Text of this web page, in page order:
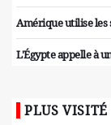
Amérique utilise
L'Égypte appelle à
PLUS VISITÉ